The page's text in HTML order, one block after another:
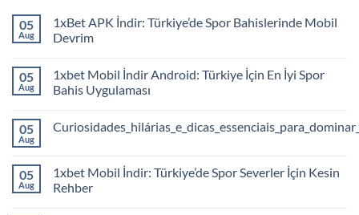
05
Aug
1xBet APK İndir: Türkiye’de Spor Bahislerinde Mobil
Devrim
05
Aug
1xbet Mobil İndir Android: Türkiye İçin En İyi Spor
Bahis Uygulaması
05
Aug
05
Aug
1xbet Mobil İndir: Türkiye’de Spor Severler İçin Kesin
Rehber